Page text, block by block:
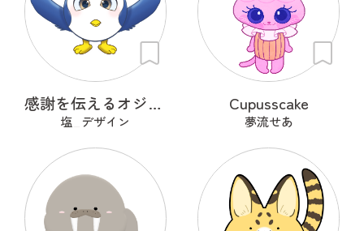
感謝を伝えるオジギドリ
塩_デザイン
Cupusscake
夢流せあ